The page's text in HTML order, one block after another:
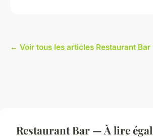
← Voir tous les articles Restaurant Bar
Restaurant Bar — À lire